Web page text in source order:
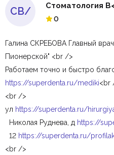
СВ/ Стоматология
0
Галина СКРЕБОВА Главный
Пионерской" <br />
Работаем точно и быстро
https://superdenta.ru/mediki<br
<br />
ул https://superdenta.ru/
Николая Руднева, д https://
12 https://superdenta.ru/
<br />